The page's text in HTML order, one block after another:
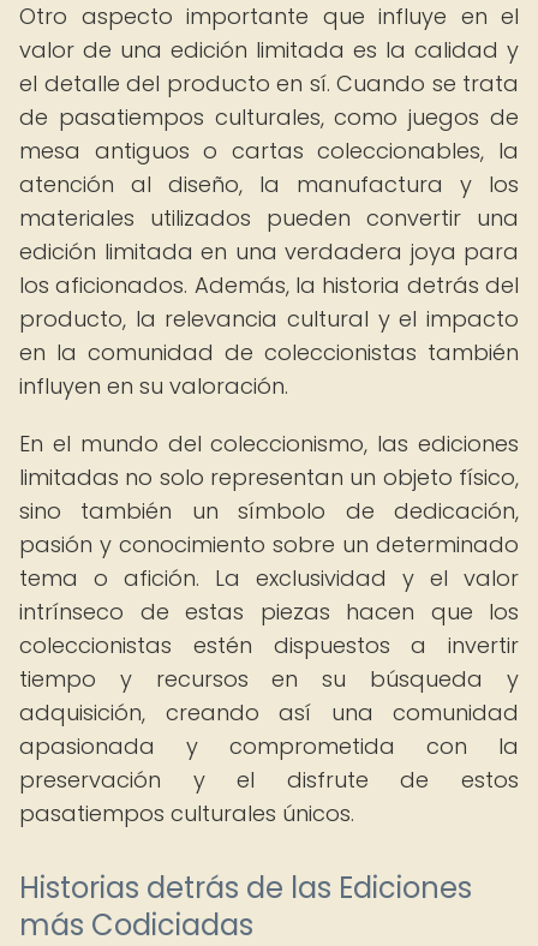
Otro aspecto importante que influye en el
valor de una edición limitada es la calidad y
el detalle del producto en sí. Cuando se trata
de pasatiempos culturales, como juegos de
mesa antiguos o cartas coleccionables, la
atención al diseño, la manufactura y los
materiales utilizados pueden convertir una
edición limitada en una verdadera joya para
los aficionados. Además, la historia detrás del
producto, la relevancia cultural y el impacto
en la comunidad de coleccionistas también
influyen en su valoración.
En el mundo del coleccionismo, las ediciones
limitadas no solo representan un objeto físico,
sino también un símbolo de dedicación,
pasión y conocimiento sobre un determinado
tema o afición. La exclusividad y el valor
intrínseco de estas piezas hacen que los
coleccionistas estén dispuestos a invertir
tiempo y recursos en su búsqueda y
adquisición, creando así una comunidad
apasionada y comprometida con la
preservación y el disfrute de estos
pasatiempos culturales únicos.
Historias detrás de las Ediciones
más Codiciadas